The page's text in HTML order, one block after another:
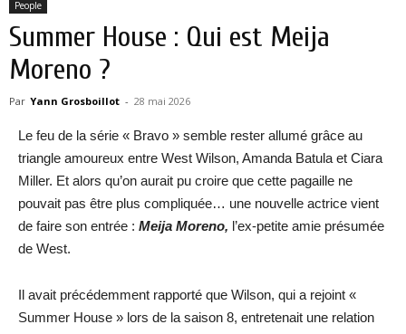
People
Summer House : Qui est Meija
Moreno ?
Par Yann Grosboillot - 28 mai 2026
Le feu de la série « Bravo » semble rester allumé grâce au
triangle amoureux entre West Wilson, Amanda Batula et Ciara
Miller. Et alors qu’on aurait pu croire que cette pagaille ne
pouvait pas être plus compliquée… une nouvelle actrice vient
de faire son entrée : Meija Moreno, l’ex-petite amie présumée
de West.
Il avait précédemment rapporté que Wilson, qui a rejoint «
Summer House » lors de la saison 8, entretenait une relation